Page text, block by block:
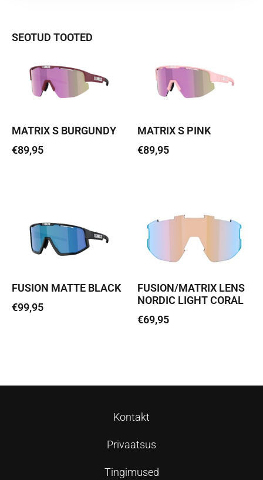
SEOTUD TOOTED
MATRIX S BURGUNDY
€89,95
MATRIX S PINK
€89,95
FUSION MATTE BLACK
€99,95
FUSION/MATRIX LENS
NORDIC LIGHT CORAL
€69,95
Kontakt
Privaatsus
Tingimused